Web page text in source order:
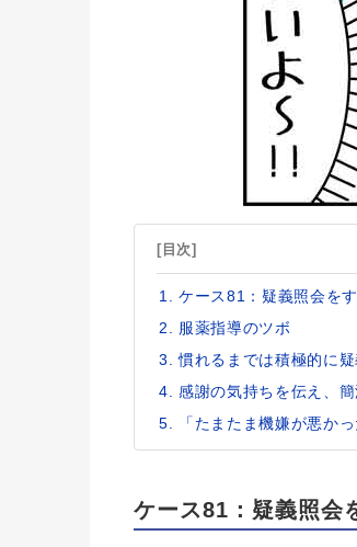
[目次]
ケース81：疑義照会を
服薬指導のツボ
慣れるまでは積極的に
感謝の気持ちを伝え、
「たまたま機嫌が悪か
ケース81：疑義照会